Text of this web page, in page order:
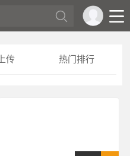
传 热门排行